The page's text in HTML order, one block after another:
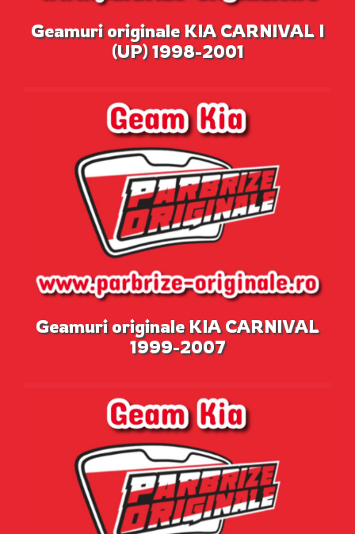
Geamuri originale KIA CARNIVAL I
(UP) 1998-2001
Geamuri originale KIA CARNIVAL
1999-2007